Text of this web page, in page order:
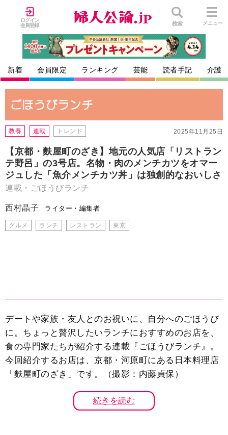
ログイン
会員登録
検索 メニュー
新着 会員限定 ランキング 芸能 読者手記 介護
2025年11月25日
教養 連載 トレンド
【京都・麩屋町のざき】地元の人気店「リストラン
テ野呂」の3号店。名物・肉のメンチカツをオマー
ジュした「魚介メンチカツ丼」は独創的なおいしさ
連載・ごほうびランチ
西村晶子 ライター・編集者
グルメ ランチ レストラン 東京
デートや家族・友人とのお祝いに、自分へのごほうび
に。ちょっと贅沢したいランチにおすすめのお店を、
食の専門家たちが紹介する連載『ごほうびランチ』。
今回紹介するお店は、京都・河原町にある日本料理店
「麩屋町のざき」です。（撮影：内藤貞保）
続きを読む